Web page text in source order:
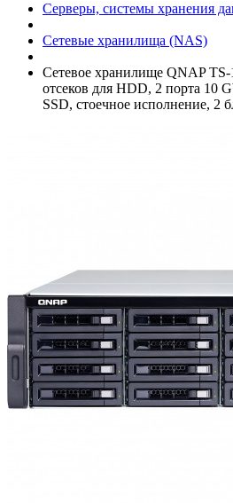
Серверы, системы хранения
Сетевые хранилища (NAS)
Сетевое хранилище QNAP
отсеков для HDD, 2 порта 10
SSD, стоечное исполнение, 2